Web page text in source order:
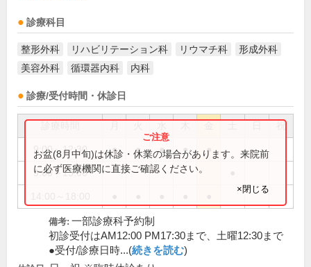
診療科目
整形外科 リハビリテーション科 リウマチ科
形成外科
美容外科
循環器内科 内科
診療/受付時間・休診日
祝
9:00～12:30 ● ● ● ● ●
9:00～13:00
お盆(8月中旬)は休診・休業の場合があります。来院前
に必ず医療機関に直接ご確認ください。
×閉じる
備考: 一部診療科予約制
初診受付はAM12:00 PM17:30まで、土曜12:30まで
●受付/診療日時...(続きを読む)